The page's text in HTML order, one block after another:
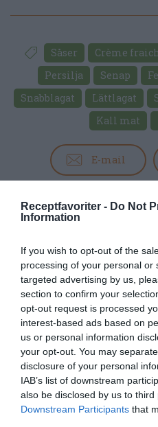
Receptfavoriter - Do Not
Information
If you wish to opt-out of the
processing of your personal or
targeted advertising by us,
section to confirm your
opt-out request is processed
interest-based ads based on
us or personal information
your opt-out. You may
disclosure of your personal
IAB’s list of downstream
also be disclosed by us to third
Downstream Participants that
Såser Crème
Persilja
Senap
Snabblagat
Lättlagat
Kall mat
E-mail
247
Publicerat:2023-04-18,
Författare:
Mattsson
Jag är matskribent samt
med en fil. kand i
Måltidsvetenskap från